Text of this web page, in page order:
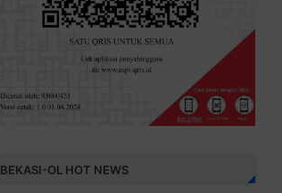
BEKASI-OL HOT NEWS